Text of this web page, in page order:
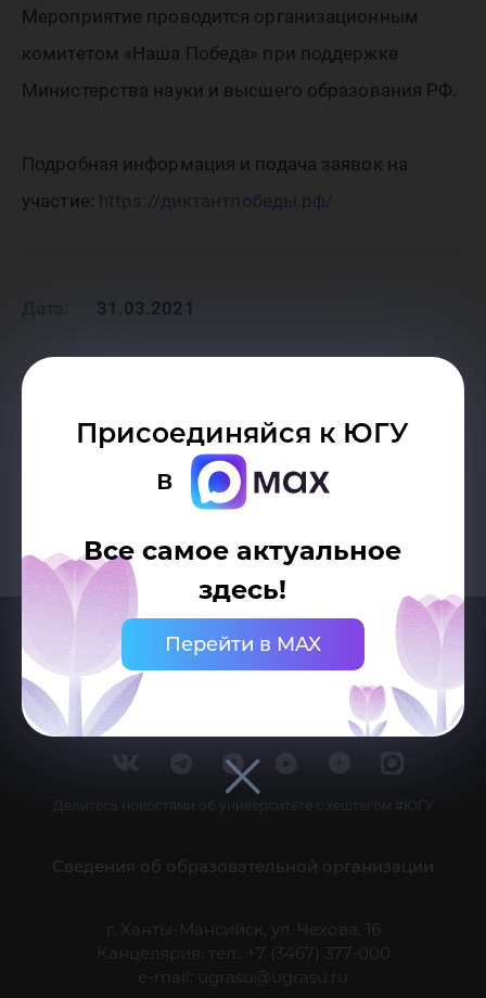
Присоединяйся к ЮГУ
в
Все самое актуальное
здесь!
Перейти в MAX
Мероприятие проводится организационным
комитетом «Наша Победа» при поддержке
Министерства науки и высшего образования РФ.
Подробная информация и подача заявок на
участие: https://диктантпобеды.рф/
31.03.2021
Возврат к списку
Делитесь новостями об университете с хештегом #ЮГУ
Сведения об образовательной организации
г. Ханты-Мансийск, ул. Чехова, 16
Канцелярия: тел.: +7 (3467) 377-000
e-mail: ugrasu@ugrasu.ru